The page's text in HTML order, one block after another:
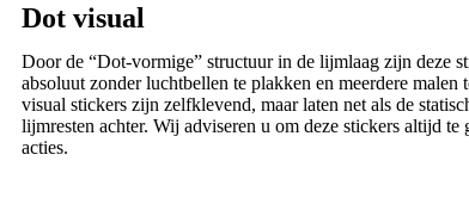
Dot visual
Door de “Dot-vormige” structuur in de lijmlaag zijn deze
absoluut zonder luchtbellen te plakken en meerdere malen
visual stickers zijn zelfklevend, maar laten net als de
lijmresten achter. Wij adviseren u om deze stickers altijd
acties.